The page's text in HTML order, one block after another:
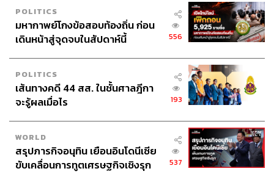
POLITICS
มหากาพย์โกงข้อสอบท้องถิ่น ก่อน
เดินหน้าสู่จุดจบในสัปดาห์นี้
556
POLITICS
เส้นทางคดี 44 สส. ในชั้นศาลฎีกา
จะรู้ผลเมื่อไร
193
WORLD
สรุปภารกิจอนุทิน เยือนอินโดนีเซีย
ขับเคลื่อนการทูตเศรษฐกิจเชิงรุก
537